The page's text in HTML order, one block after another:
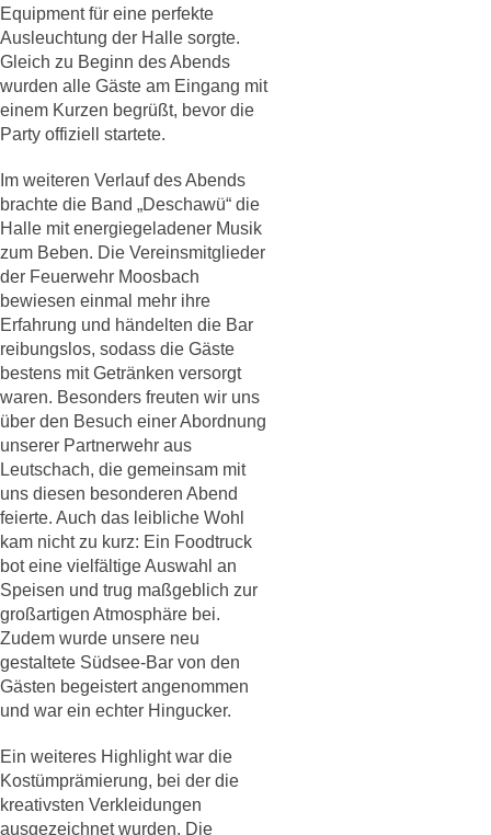
Equipment für eine perfekte
Ausleuchtung der Halle sorgte.
Gleich zu Beginn des Abends
wurden alle Gäste am Eingang mit
einem Kurzen begrüßt, bevor die
Party offiziell startete.
Im weiteren Verlauf des Abends
brachte die Band „Deschawü“ die
Halle mit energiegeladener Musik
zum Beben. Die Vereinsmitglieder
der Feuerwehr Moosbach
bewiesen einmal mehr ihre
Erfahrung und händelten die Bar
reibungslos, sodass die Gäste
bestens mit Getränken versorgt
waren. Besonders freuten wir uns
über den Besuch einer Abordnung
unserer Partnerwehr aus
Leutschach, die gemeinsam mit
uns diesen besonderen Abend
feierte. Auch das leibliche Wohl
kam nicht zu kurz: Ein Foodtruck
bot eine vielfältige Auswahl an
Speisen und trug maßgeblich zur
großartigen Atmosphäre bei.
Zudem wurde unsere neu
gestaltete Südsee-Bar von den
Gästen begeistert angenommen
und war ein echter Hingucker.
Ein weiteres Highlight war die
Kostümprämierung, bei der die
kreativsten Verkleidungen
ausgezeichnet wurden. Die